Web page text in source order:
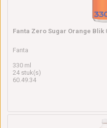
Fanta Zero Sugar Orange Blik
Fanta
330 ml
24 stuk(s)
60.49.34